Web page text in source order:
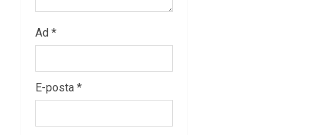
Ad *
E-posta *